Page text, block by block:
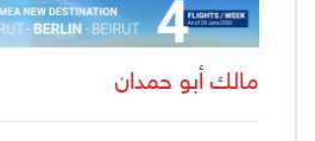
مالك أبو حمدان